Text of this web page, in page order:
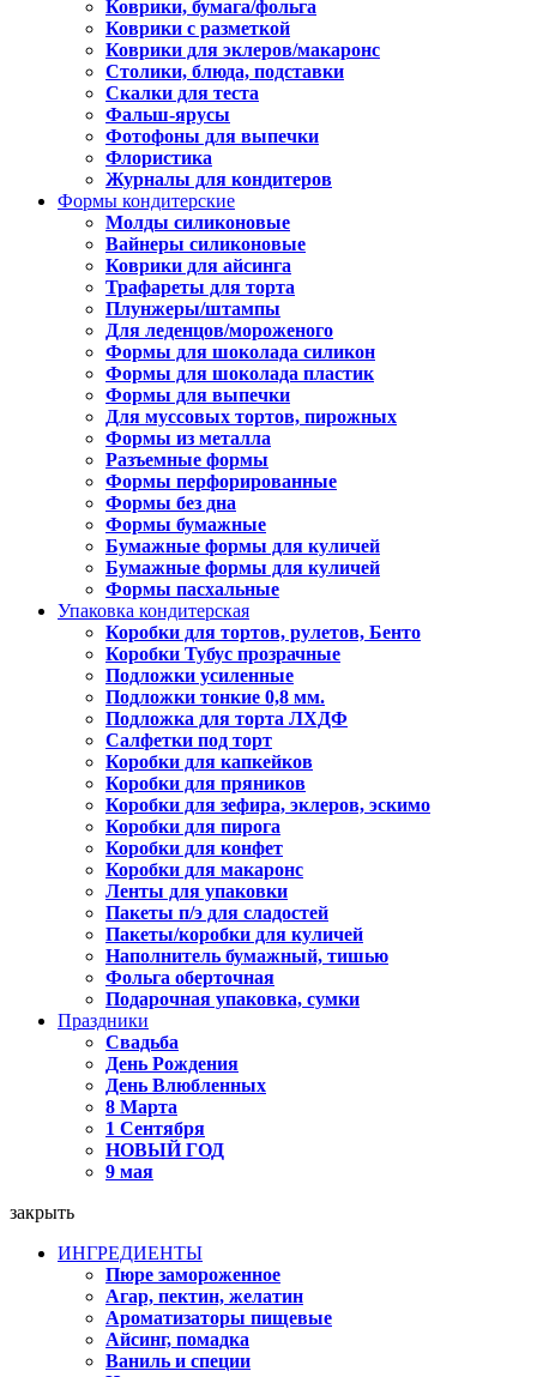
Коврики, бумага/фольга
Коврики с разметкой
Коврики для эклеров/макаронс
Столики, блюда, подставки
Скалки для теста
Фальш-ярусы
Фотофоны для выпечки
Флористика
Журналы для кондитеров
Формы кондитерские
Молды силиконовые
Вайнеры силиконовые
Коврики для айсинга
Трафареты для торта
Плунжеры/штампы
Для леденцов/мороженого
Формы для шоколада силикон
Формы для шоколада пластик
Формы для выпечки
Для муссовых тортов, пирожных
Формы из металла
Разъемные формы
Формы перфорированные
Формы без дна
Формы бумажные
Бумажные формы для куличей
Бумажные формы для куличей
Формы пасхальные
Упаковка кондитерская
Коробки для тортов, рулетов, Бенто
Коробки Тубус прозрачные
Подложки усиленные
Подложки тонкие 0,8 мм.
Подложка для торта ЛХДФ
Салфетки под торт
Коробки для капкейков
Коробки для пряников
Коробки для зефира, эклеров, эскимо
Коробки для пирога
Коробки для конфет
Коробки для макаронс
Ленты для упаковки
Пакеты п/э для сладостей
Пакеты/коробки для куличей
Наполнитель бумажный, тишью
Фольга оберточная
Подарочная упаковка, сумки
Праздники
Свадьба
День Рождения
День Влюбленных
8 Марта
1 Сентября
НОВЫЙ ГОД
9 мая
закрыть
ИНГРЕДИЕНТЫ
Пюре замороженное
Агар, пектин, желатин
Ароматизаторы пищевые
Айсинг, помадка
Ваниль и специи